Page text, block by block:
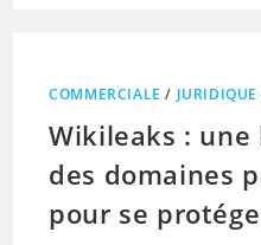
COMMERCIALE / JURIDIQUE
Wikileaks :
des domaines
pour se